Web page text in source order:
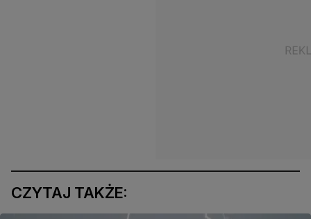
CZYTAJ TAKŻE: